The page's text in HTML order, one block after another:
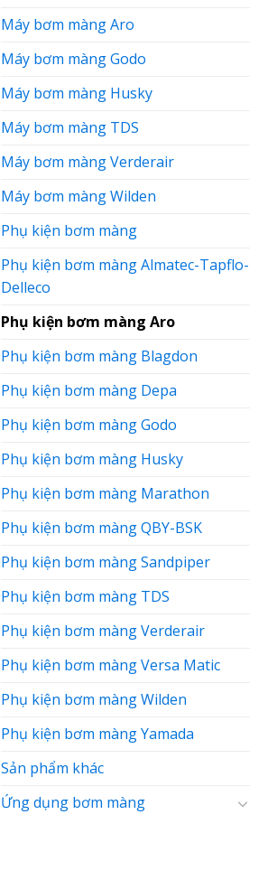
Máy bơm màng Aro
Máy bơm màng Godo
Máy bơm màng Husky
Máy bơm màng TDS
Máy bơm màng Verderair
Máy bơm màng Wilden
Phụ kiện bơm màng
Phụ kiện bơm màng Almatec-Tapflo-
Delleco
Phụ kiện bơm màng Aro
Phụ kiện bơm màng Blagdon
Phụ kiện bơm màng Depa
Phụ kiện bơm màng Godo
Phụ kiện bơm màng Husky
Phụ kiện bơm màng Marathon
Phụ kiện bơm màng QBY-BSK
Phụ kiện bơm màng Sandpiper
Phụ kiện bơm màng TDS
Phụ kiện bơm màng Verderair
Phụ kiện bơm màng Versa Matic
Phụ kiện bơm màng Wilden
Phụ kiện bơm màng Yamada
Sản phẩm khác
Ứng dụng bơm màng